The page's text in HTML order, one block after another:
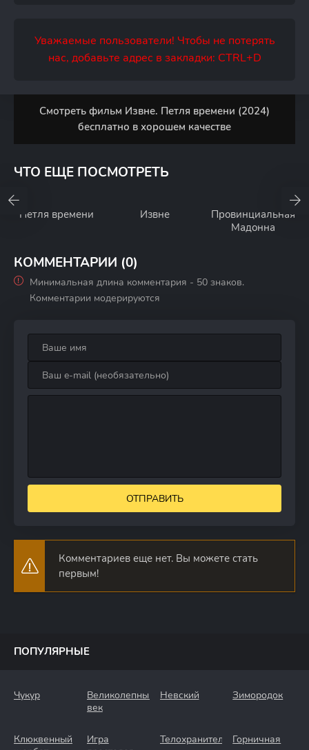
Уважаемые пользователи! Чтобы не потерять
нас, добавьте адрес в закладки: CTRL+D
Смотреть фильм Извне. Петля времени (2024)
бесплатно в хорошем качестве
ЧТО ЕЩЕ ПОСМОТРЕТЬ
Петля времени Извне
Провинциальная
Мадонна
КОММЕНТАРИИ (0)
Минимальная длина комментария - 50 знаков.
Комментарии модерируются
ОТПРАВИТЬ
Комментариев еще нет. Вы можете стать
первым!
ПОПУЛЯРНЫЕ
Чукур
Великолепный
век
Невский Зимородок
Клюквенный
Игра
Телохранители Горничная